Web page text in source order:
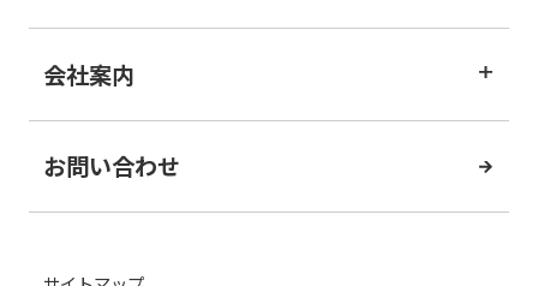
会社案内
お問い合わせ